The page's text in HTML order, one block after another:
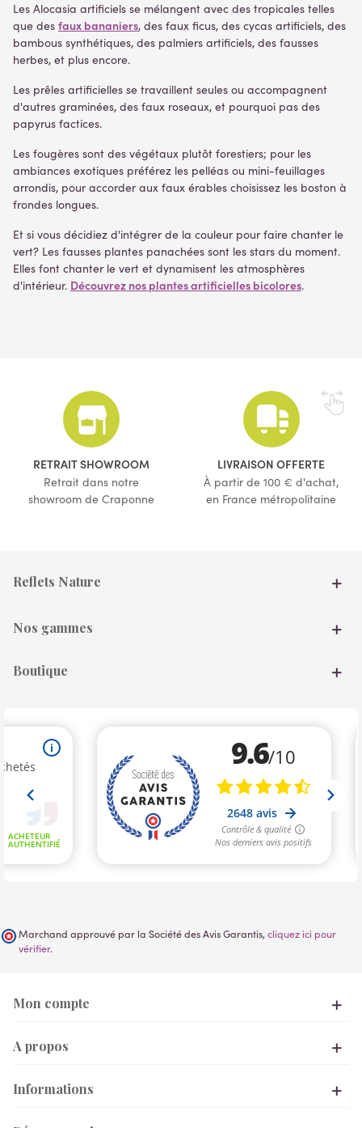
Les Alocasia artificiels se mélangent avec des tropicales telles
que des faux bananiers, des faux ficus, des cycas artificiels, des
bambous synthétiques, des palmiers artificiels, des fausses
herbes, et plus encore.
Les prêles artificielles se travaillent seules ou accompagnent
d'autres graminées, des faux roseaux, et pourquoi pas des
papyrus factices.
Les fougères sont des végétaux plutôt forestiers; pour les
ambiances exotiques préférez les pelléas ou mini-feuillages
arrondis, pour accorder aux faux érables choisissez les boston à
frondes longues.
Et si vous décidiez d'intégrer de la couleur pour faire chanter le
vert? Les fausses plantes panachées sont les stars du moment.
Elles font chanter le vert et dynamisent les atmosphères
d'intérieur. Découvrez nos plantes artificielles bicolores.
RETRAIT SHOWROOM
Retrait dans notre
showroom de Craponne
LIVRAISON OFFERTE
À partir de 100 € d'achat,
en France métropolitaine
Reflets Nature
Nos gammes
Boutique
Marchand approuvé par la Société des Avis Garantis, cliquez ici pour
vérifier.
Mon compte
A propos
Informations